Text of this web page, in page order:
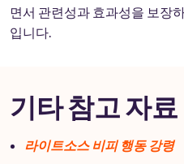
면서 관련성과 효과성을 보장
입니다.
기타 참고 자료
라이트소스 비피 행동 강령